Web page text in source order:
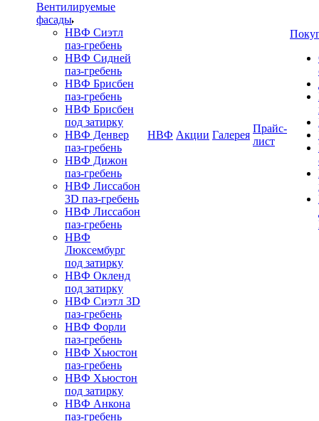
Вентилируемые
фасады
НВФ Сиэтл
паз-гребень
НВФ Сидней
паз-гребень
НВФ Брисбен
паз-гребень
НВФ Брисбен
под затирку
НВФ Денвер
паз-гребень
НВФ Дижон
паз-гребень
НВФ Лиссабон
3D паз-гребень
НВФ Лиссабон
паз-гребень
НВФ
Люксембург
под затирку
НВФ Окленд
под затирку
НВФ Сиэтл 3D
паз-гребень
НВФ Форли
паз-гребень
НВФ Хьюстон
паз-гребень
НВФ Хьюстон
под затирку
НВФ Анкона
паз-гребень
НВФ Акции Галерея
Прайс-
лист